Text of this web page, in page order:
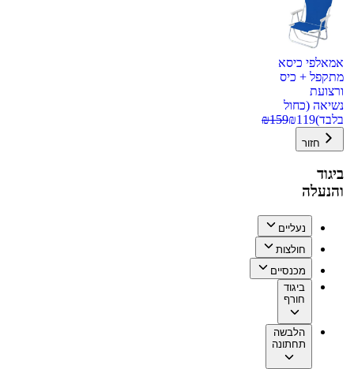
אמאלפי כיסא
מתקפל + כיס
ורצועת
נשיאה (כחול
בלבד)
₪119
₪159
חזור
ביגוד
והנעלה
נעליים
חולצות
מכנסיים
ביגוד
חורף
הלבשה
תחתונה